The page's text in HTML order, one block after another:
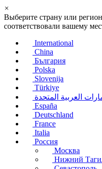
×
Выберите страну или
соответствовали вашему
International
China
България
Polska
Slovenija
Türkiye
العربية المتحدة
España
Deutschland
France
Italia
Россия
Москва
Нижний